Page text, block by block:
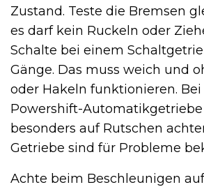
Zustand. Teste die Bremsen
es darf kein Ruckeln oder
Schalte bei einem
Gänge. Das muss weich und
oder Hakeln funktionieren.
Powershift-
besonders auf Rutschen
Getriebe sind für Probleme
Achte beim Beschleunigen auf